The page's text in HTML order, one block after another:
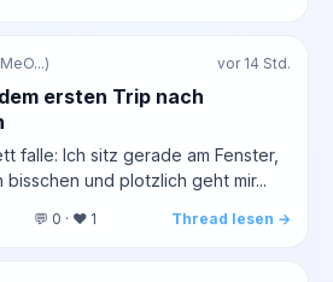
vor 14 Std.
ersten Trip nach
falle: Ich sitz gerade am Fenster,
und plotzlich geht mir...
💬 0 · ❤️ 1 Thread lesen →